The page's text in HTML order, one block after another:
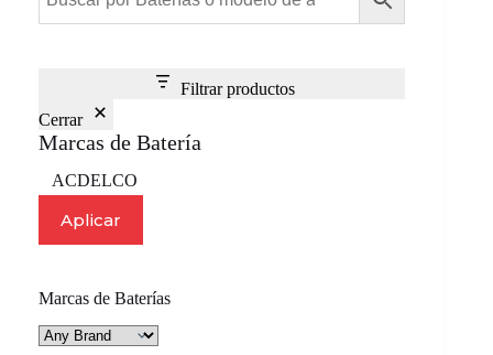
Filtrar productos
Cerrar
Marcas de Batería
Marca
ACDELCO
Aplicar
Marcas de Baterías